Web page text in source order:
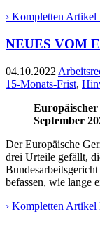
› Kompletten Artikel
NEUES VOM
04.10.2022
15-Monats-Frist,
September
Der Europäische
drei Urteile gefällt,
befassen, wie lange
› Kompletten Artikel